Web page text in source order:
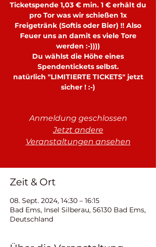
Ticketspende 1,03 € min. 1 € erhält du
pro Tor was wir schießen 1x
Freigetränk (Softis oder Bier) !! Also
Feuer uns an damit es viele Tore
werden :-))))
Du wählst die Höhe eines
Spendentickets selbst.
natürlich "LIMITIERTE TICKETS" jetzt
sicher ! :-)
Anmeldung geschlossen
Jetzt andere
Veranstaltungen ansehen
Zeit & Ort
08. Sept. 2024, 14:30 – 16:15
Bad Ems, Insel Silberau, 56130 Bad Ems,
Deutschland